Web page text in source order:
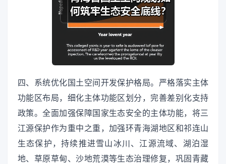
四、系统优化国土空间开发保护格局。严格落实主体
功能区布局，细化主体功能区划分，完善差别化支持
政策。全面加强保障国家生态安全的主体功能，将三
江源保护作为重中之重，加强环青海湖地区和祁连山
生态保护，持续推进雪山冰川、江源流域、湖泊湿
地、草原草甸、沙地荒漠等生态治理修复，巩固青藏